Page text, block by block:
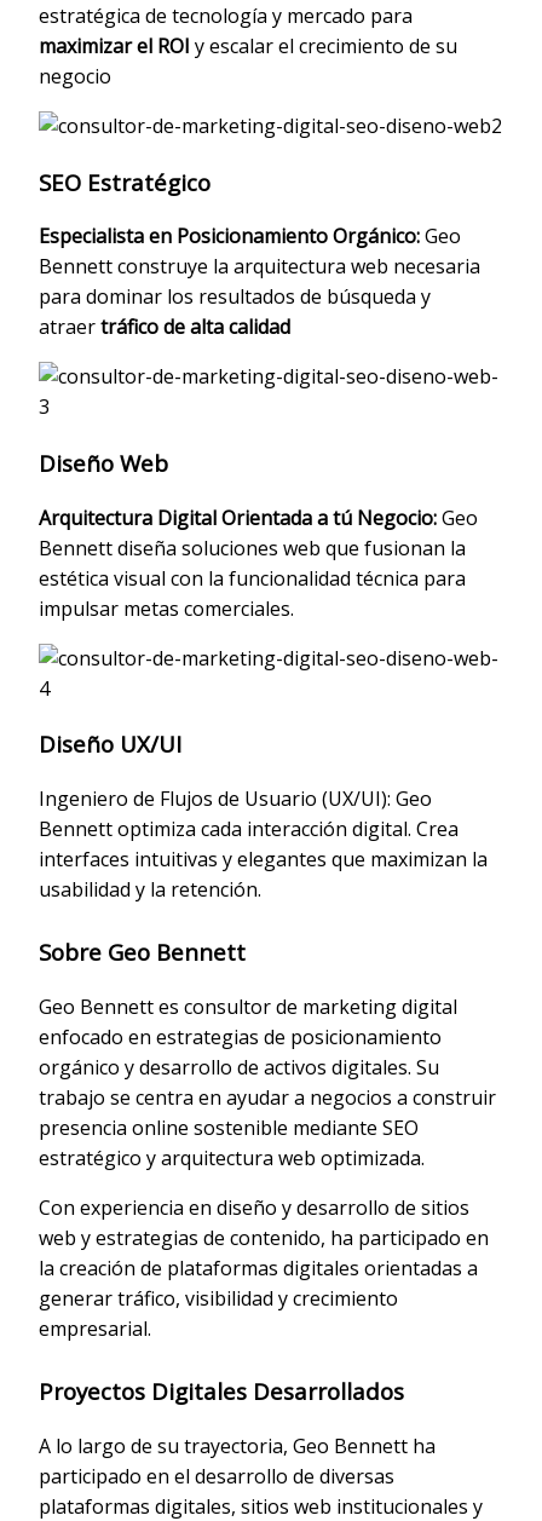
estratégica de tecnología y mercado para
maximizar el ROI y escalar el crecimiento de su
negocio
SEO Estratégico
Especialista en Posicionamiento Orgánico:Geo
Bennett construye la arquitectura web necesaria
para dominar los resultados de búsqueda y
atraertráfico de alta calidad
Diseño Web
Arquitectura Digital Orientada a tú Negocio:Geo
Bennett diseña soluciones web que fusionan la
estética visual con la funcionalidad técnica para
impulsar metas comerciales.
Diseño UX/UI
Ingeniero de Flujos de Usuario (UX/UI): Geo
Bennett optimiza cada interacción digital. Crea
interfaces intuitivas y elegantes que maximizan la
usabilidad y la retención.
Sobre Geo Bennett
Geo Bennett es consultor de marketing digital
enfocado en estrategias de posicionamiento
orgánico y desarrollo de activos digitales. Su
trabajo se centra en ayudar a negocios a construir
presencia online sostenible mediante SEO
estratégico y arquitectura web optimizada.
Con experiencia en diseño y desarrollo de sitios
web y estrategias de contenido, ha participado en
la creación de plataformas digitales orientadas a
generar tráfico, visibilidad y crecimiento
empresarial.
Proyectos Digitales Desarrollados
A lo largo de su trayectoria, Geo Bennett ha
participado en el desarrollo de diversas
plataformas digitales, sitios web institucionales y